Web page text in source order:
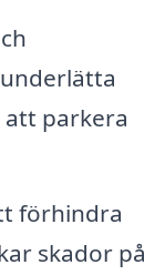
parkera
förhindra
skador på